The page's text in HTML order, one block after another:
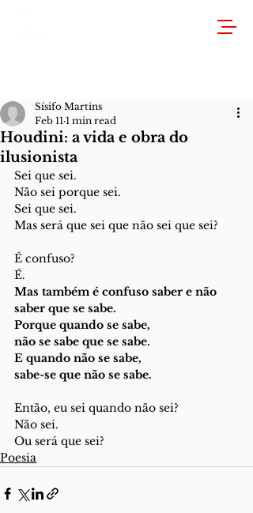
Houdini: a vida e obra do
ilusionista
Sísifo Martins
Feb 11 1 min read
Sei que sei.
Não sei porque sei.
Sei que sei.
Mas será que sei que não sei que sei?
É confuso?
É.
Mas também é confuso saber e não
saber que se sabe.
Porque quando se sabe,
não se sabe que se sabe.
E quando não se sabe,
sabe-se que não se sabe.
Então, eu sei quando não sei?
Não sei.
Ou será que sei?
Poesia